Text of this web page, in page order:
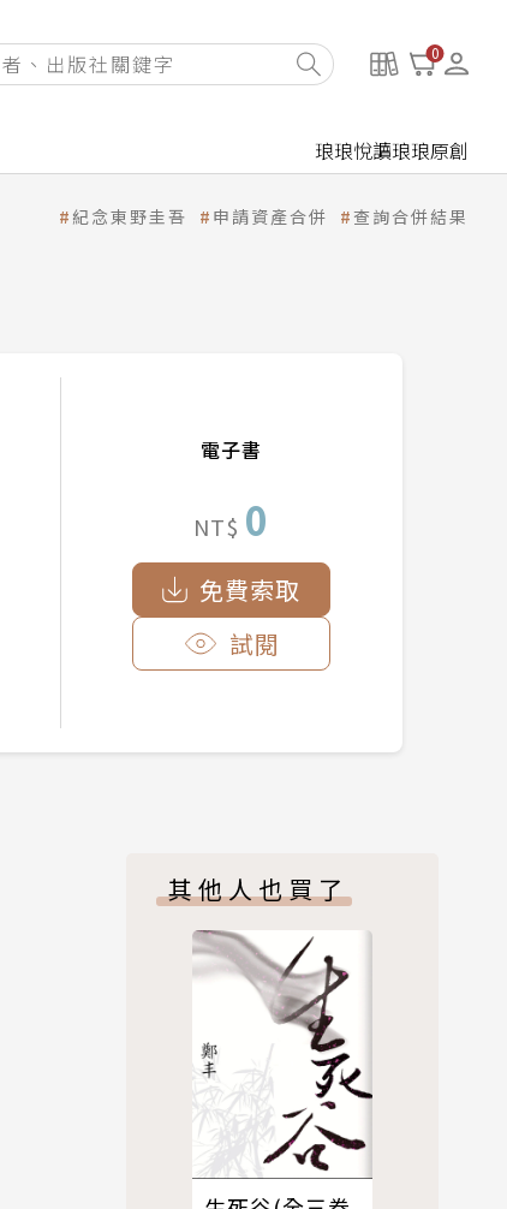
0
琅琅悅讀琅琅原創
紀念東野圭吾 申請資產合併 查詢合併結果
電子書
NT$ 0
免費索取
試閱
其他人也買了